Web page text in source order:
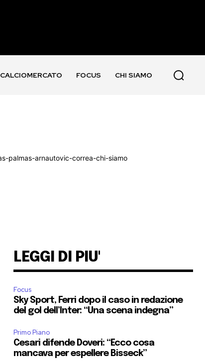
CALCIOMERCATO FOCUS CHI SIAMO
LEGGI DI PIU'
Focus
Sky Sport, Ferri dopo il caso in redazione
del gol dell’Inter: “Una scena indegna”
Primo Piano
Cesari difende Doveri: “Ecco cosa
mancava per espellere Bisseck”